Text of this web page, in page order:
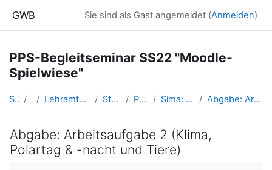
GWB Sie sind als Gast angemeldet (Anmelden)
PPS-Begleitseminar SS22 "Moodle-
Spielwiese"
Startseite Kurse Lehramtsausbildung GW im Cluster Österreich Mitte Studentische Lernkurse PPS SS22 Spielwiese Sima: Die Polare Zone - 1. Klasse, Sek. I Abgabe: Arbeitsaufgabe 2 (Klima, Polartag & -nacht und Tiere)
Abgabe: Arbeitsaufgabe 2 (Klima,
Polartag & -nacht und Tiere)